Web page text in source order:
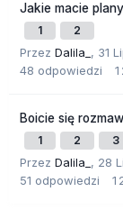
Jakie macie
1 2
Przez Dalila_ , 31
48 odpowiedzi
Boicie się
1 2 3
Przez Dalila_ , 28
51 odpowiedzi 1